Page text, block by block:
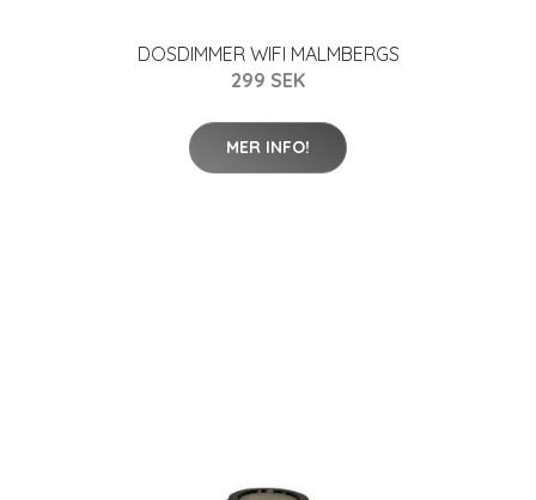
DOSDIMMER WIFI MALMBERGS
299 SEK
MER INFO!